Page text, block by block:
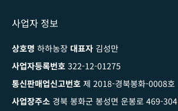
사업자 정보
상호명 하하농장 대표자 김성만
사업자등록번호 322-12-01275
통신판매업신고번호 제 2018-경북봉화-0008호
사업장주소 경북 봉화군 봉성면 운봉로 469-304